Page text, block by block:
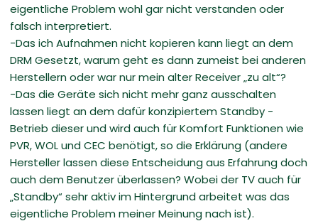
eigentliche Problem wohl gar nicht verstanden oder
falsch interpretiert.
-Das ich Aufnahmen nicht kopieren kann liegt an dem
DRM Gesetzt, warum geht es dann zumeist bei anderen
Herstellern oder war nur mein alter Receiver „zu alt“?
-Das die Geräte sich nicht mehr ganz ausschalten
lassen liegt an dem dafür konzipiertem Standby -
Betrieb dieser und wird auch für Komfort Funktionen wie
PVR, WOL und CEC benötigt, so die Erklärung (andere
Hersteller lassen diese Entscheidung aus Erfahrung doch
auch dem Benutzer überlassen? Wobei der TV auch für
„Standby“ sehr aktiv im Hintergrund arbeitet was das
eigentliche Problem meiner Meinung nach ist).